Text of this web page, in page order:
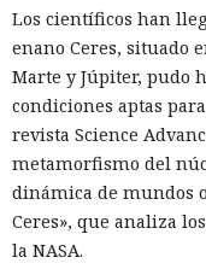
Los científicos han
enano Ceres, situado
Marte y Júpiter, pudo
condiciones aptas
revista Science
metamorfismo del
dinámica de mundos
Ceres», que analiza
la NASA.